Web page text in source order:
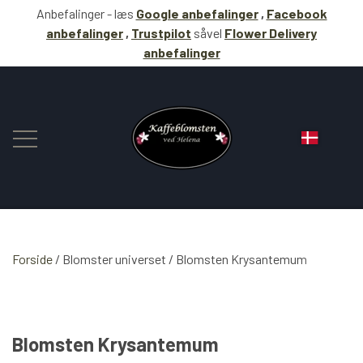
Anbefalinger - læs Google anbefalinger, Facebook
anbefalinger , Trustpilot såvel Flower Delivery
anbefalinger
BLOMSTER
KAFFE
Forside Blomster universet Blomsten Krysantemum
Blomsten Krysantemum